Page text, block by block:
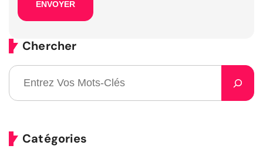
Chercher
Catégories